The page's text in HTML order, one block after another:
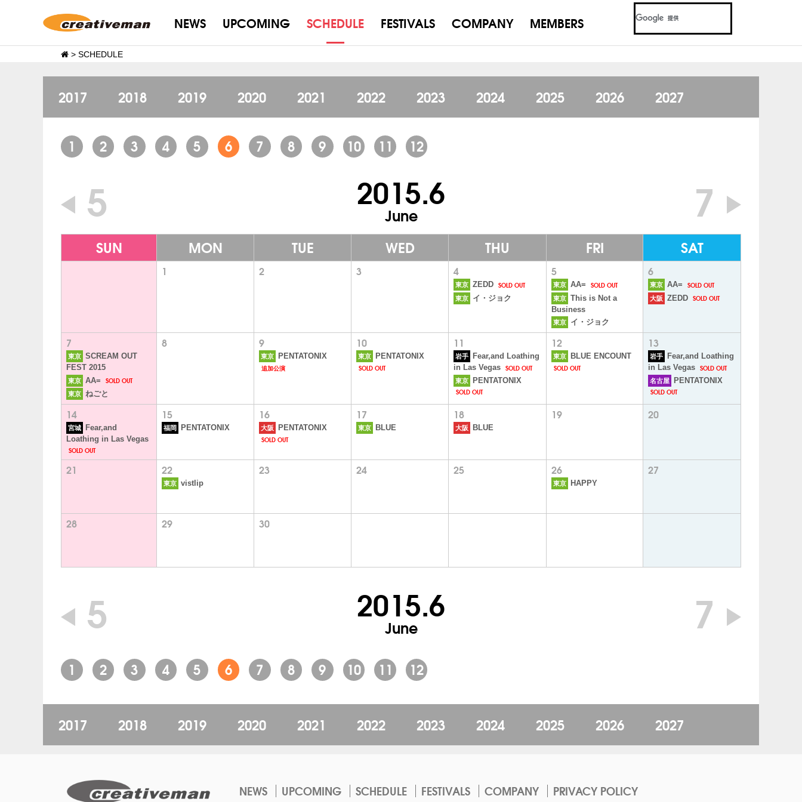
NEWS UPCOMING SCHEDULE FESTIVALS COMPANY MEMBERS
> SCHEDULE
2017 2018 2019 2020 2021 2022 2023 2024 2025 2026 2027
1 2 3 4 5 6 7 8 9 10 11 12
5 7
2015.6
June
SUN MON TUE WED THU FRI SAT
1 2 3 4
東京 ZEDD SOLD OUT
東京 イ・ジョク
5
東京 AA= SOLD OUT
東京 This is Not a
Business
東京 イ・ジョク
6
東京 AA= SOLD OUT
大阪 ZEDD SOLD OUT
7
東京 SCREAM OUT
FEST 2015
東京 AA= SOLD OUT
東京 ねごと
8 9
東京 PENTATONIX
追加公演
10
東京 PENTATONIX
SOLD OUT
11
岩手
Fear,and Loathing
in Las Vegas SOLD OUT
東京 PENTATONIX
SOLD OUT
12
東京 BLUE ENCOUNT
SOLD OUT
13
岩手
Fear,and Loathing
in Las Vegas SOLD OUT
名古屋 PENTATONIX
SOLD OUT
14
宮城
Fear,and
Loathing in Las Vegas
SOLD OUT
15
福岡 PENTATONIX
16
大阪 PENTATONIX
SOLD OUT
17
東京 BLUE
18
大阪 BLUE
19 20
21 22
東京 vistlip
23 24 25 26
東京 HAPPY
27
28 29 30
5 7
2015.6
June
1 2 3 4 5 6 7 8 9 10 11 12
2017 2018 2019 2020 2021 2022 2023 2024 2025 2026 2027
NEWS UPCOMING SCHEDULE FESTIVALS COMPANY PRIVACY POLICY